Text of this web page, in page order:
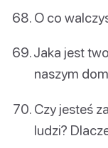
O co
Jaka jest
naszym
Czy jesteś
ludzi?